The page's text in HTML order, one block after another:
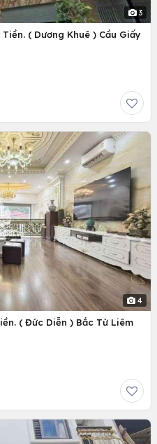
3
( Dương Khuê ) Cầu Giấy
4
( Đức Diễn ) Bắc Từ Liêm